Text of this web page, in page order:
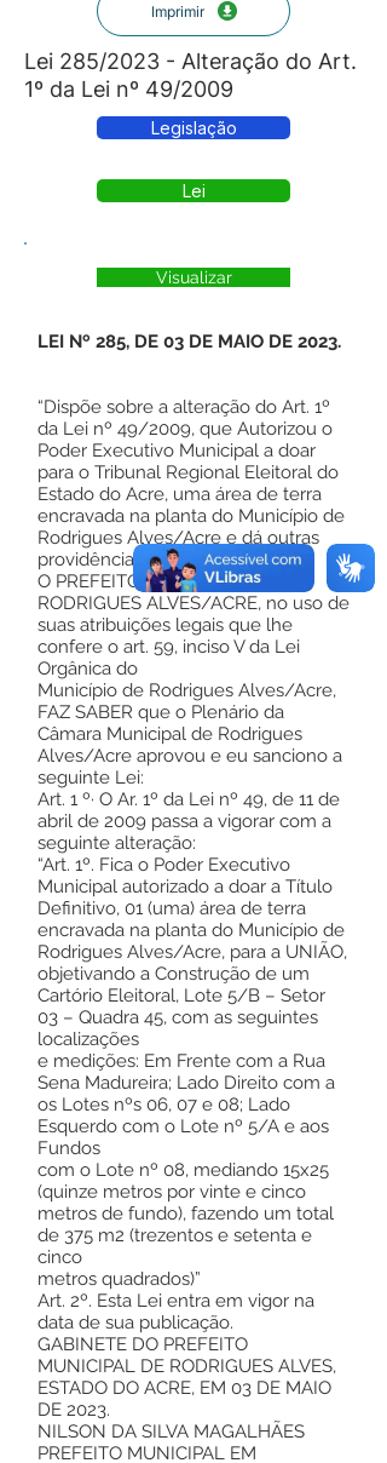
Imprimir
Lei 285/2023 - Alteração do Art.
1º da Lei nº 49/2009
Legislação
Lei
Visualizar
LEI Nº 285, DE 03 DE MAIO DE 2023.
“Dispõe sobre a alteração do Art. 1º
da Lei nº 49/2009, que Autorizou o
Poder Executivo Municipal a doar
para o Tribunal Regional Eleitoral do
Estado do Acre, uma área de terra
encravada na planta do Município de
Rodrigues Alves/Acre e dá outras
providências”.
O PREFEITO MUNICIPAL DE
RODRIGUES ALVES/ACRE, no uso de
suas atribuições legais que lhe
confere o art. 59, inciso V da Lei
Orgânica do
Município de Rodrigues Alves/Acre,
FAZ SABER que o Plenário da
Câmara Municipal de Rodrigues
Alves/Acre aprovou e eu sanciono a
seguinte Lei:
Art. 1 º· O Ar. 1º da Lei nº 49, de 11 de
abril de 2009 passa a vigorar com a
seguinte alteração:
“Art. 1º. Fica o Poder Executivo
Municipal autorizado a doar a Título
Definitivo, 01 (uma) área de terra
encravada na planta do Município de
Rodrigues Alves/Acre, para a UNIÃO,
objetivando a Construção de um
Cartório Eleitoral, Lote 5/B – Setor
03 – Quadra 45, com as seguintes
localizações
e medições: Em Frente com a Rua
Sena Madureira; Lado Direito com a
os Lotes nºs 06, 07 e 08; Lado
Esquerdo com o Lote nº 5/A e aos
Fundos
com o Lote nº 08, mediando 15x25
(quinze metros por vinte e cinco
metros de fundo), fazendo um total
de 375 m2 (trezentos e setenta e
cinco
metros quadrados)”
Art. 2º. Esta Lei entra em vigor na
data de sua publicação.
GABINETE DO PREFEITO
MUNICIPAL DE RODRIGUES ALVES,
ESTADO DO ACRE, EM 03 DE MAIO
DE 2023.
NILSON DA SILVA MAGALHÃES
PREFEITO MUNICIPAL EM